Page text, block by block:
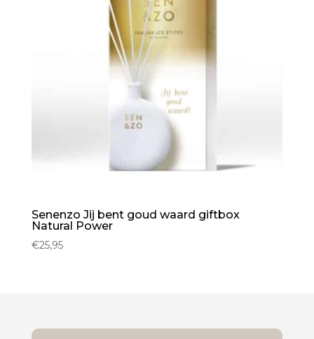
Senenzo Jij bent goud waard giftbox
Natural Power
€25,95